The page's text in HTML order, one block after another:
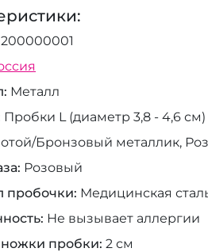
200000001
Металл
Пробки L (диаметр 3,8 - 4,6 см)
Бронзовый металлик,
Розовый
пробочки Медицинская
Не вызывает аллергии
пробки 2 см